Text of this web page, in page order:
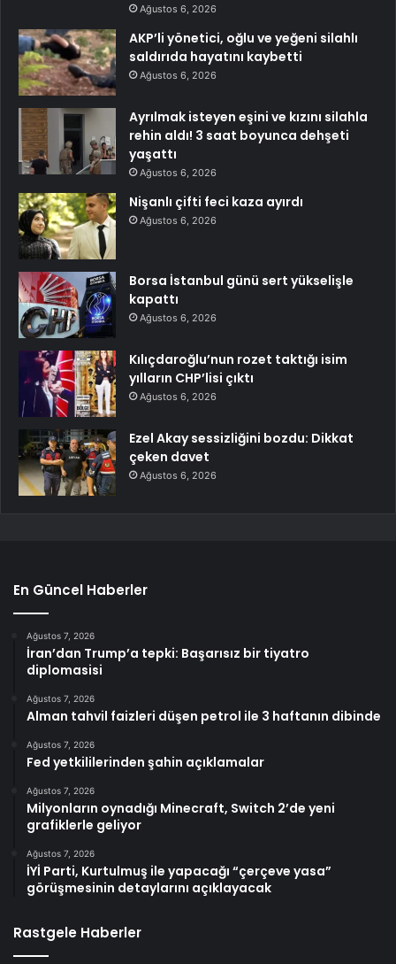
Ağustos 6, 2026
AKP’li yönetici, oğlu ve yeğeni silahlı
saldırıda hayatını kaybetti
Ağustos 6, 2026
Ayrılmak isteyen eşini ve kızını silahla
rehin aldı! 3 saat boyunca dehşeti
yaşattı
Ağustos 6, 2026
Nişanlı çifti feci kaza ayırdı
Ağustos 6, 2026
Borsa İstanbul günü sert yükselişle
kapattı
Ağustos 6, 2026
Kılıçdaroğlu’nun rozet taktığı isim
yılların CHP’lisi çıktı
Ağustos 6, 2026
Ezel Akay sessizliğini bozdu: Dikkat
çeken davet
Ağustos 6, 2026
En Güncel Haberler
Ağustos 7, 2026
İran’dan Trump’a tepki: Başarısız bir tiyatro
diplomasisi
Ağustos 7, 2026
Alman tahvil faizleri düşen petrol ile 3 haftanın dibinde
Ağustos 7, 2026
Fed yetkililerinden şahin açıklamalar
Ağustos 7, 2026
Milyonların oynadığı Minecraft, Switch 2’de yeni
grafiklerle geliyor
Ağustos 7, 2026
İYİ Parti, Kurtulmuş ile yapacağı “çerçeve yasa”
görüşmesinin detaylarını açıklayacak
Rastgele Haberler